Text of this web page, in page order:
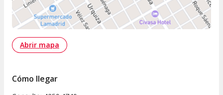
Abrir mapa
Cómo llegar